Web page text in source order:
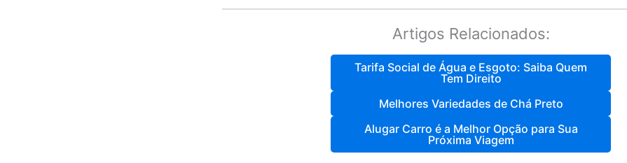
Artigos Relacionados:
Tarifa Social de Água e Esgoto: Saiba Quem
Tem Direito
Melhores Variedades de Chá Preto
Alugar Carro é a Melhor Opção para Sua
Próxima Viagem